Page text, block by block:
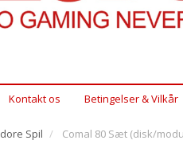
Kontakt os Betingelser & Vilkår
Spil Comal 80 Sæt (disk/